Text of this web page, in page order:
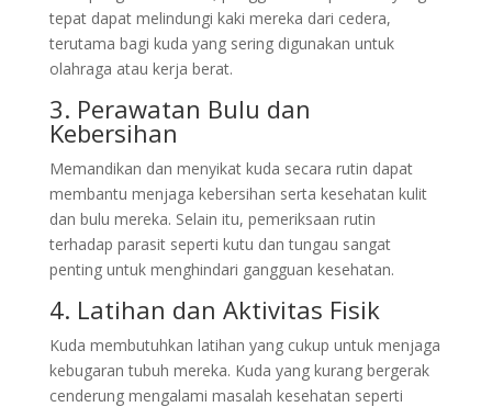
tepat dapat melindungi kaki mereka dari cedera,
terutama bagi kuda yang sering digunakan untuk
olahraga atau kerja berat.
3. Perawatan Bulu dan
Kebersihan
Memandikan dan menyikat kuda secara rutin dapat
membantu menjaga kebersihan serta kesehatan kulit
dan bulu mereka. Selain itu, pemeriksaan rutin
terhadap parasit seperti kutu dan tungau sangat
penting untuk menghindari gangguan kesehatan.
4. Latihan dan Aktivitas Fisik
Kuda membutuhkan latihan yang cukup untuk menjaga
kebugaran tubuh mereka. Kuda yang kurang bergerak
cenderung mengalami masalah kesehatan seperti